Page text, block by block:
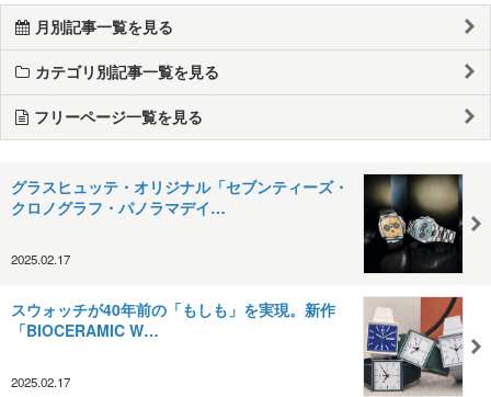
月別記事一覧を見る
カテゴリ別記事一覧を見る
フリーページ一覧を見る
グラスヒュッテ・オリジナル「セブンティーズ・
クロノグラフ・パノラマデイ…
2025.02.17
スウォッチが40年前の「もしも」を実現。新作
「BIOCERAMIC W…
2025.02.17